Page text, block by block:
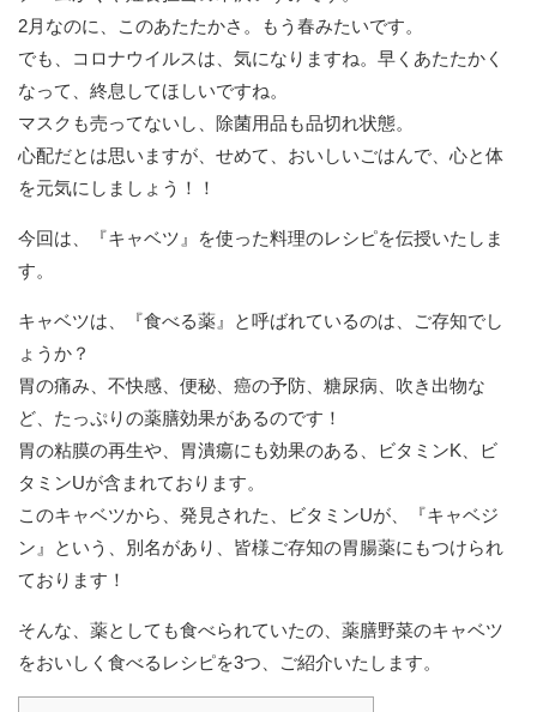
2月なのに、このあたたかさ。もう春みたいです。
でも、コロナウイルスは、気になりますね。早くあたたかく
なって、終息してほしいですね。
マスクも売ってないし、除菌用品も品切れ状態。
心配だとは思いますが、せめて、おいしいごはんで、心と体
を元気にしましょう！！
今回は、『キャベツ』を使った料理のレシピを伝授いたしま
す。
キャベツは、『食べる薬』と呼ばれているのは、ご存知でし
ょうか？
胃の痛み、不快感、便秘、癌の予防、糖尿病、吹き出物な
ど、たっぷりの薬膳効果があるのです！
胃の粘膜の再生や、胃潰瘍にも効果のある、ビタミンK、ビ
タミンUが含まれております。
このキャベツから、発見された、ビタミンUが、『キャベジ
ン』という、別名があり、皆様ご存知の胃腸薬にもつけられ
ております！
そんな、薬としても食べられていたの、薬膳野菜のキャベツ
をおいしく食べるレシピを3つ、ご紹介いたします。